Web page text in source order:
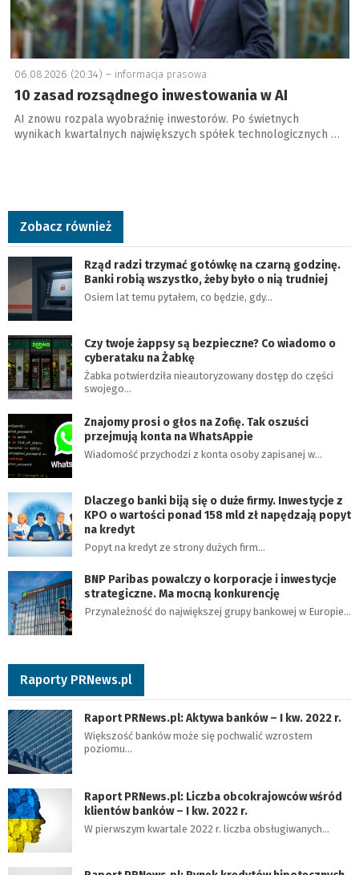
06.08.2026 (20:34) – informacja prasowa
10 zasad rozsądnego inwestowania w AI
AI znowu rozpala wyobraźnię inwestorów. Po świetnych
wynikach kwartalnych największych spółek technologicznych …
Zobacz również
Rząd radzi trzymać gotówkę na czarną godzinę.
Banki robią wszystko, żeby było o nią trudniej
Osiem lat temu pytałem, co będzie, gdy…
Czy twoje żappsy są bezpieczne? Co wiadomo o
cyberataku na Żabkę
Żabka potwierdziła nieautoryzowany dostęp do części
swojego…
Znajomy prosi o głos na Zofię. Tak oszuści
przejmują konta na WhatsAppie
Wiadomość przychodzi z konta osoby zapisanej w…
Dlaczego banki biją się o duże firmy. Inwestycje z
KPO o wartości ponad 158 mld zł napędzają popyt
na kredyt
Popyt na kredyt ze strony dużych firm…
BNP Paribas powalczy o korporacje i inwestycje
strategiczne. Ma mocną konkurencję
Przynależność do największej grupy bankowej w Europie…
Raporty PRNews.pl
Raport PRNews.pl: Aktywa banków – I kw. 2022 r.
Większość banków może się pochwalić wzrostem
poziomu…
Raport PRNews.pl: Liczba obcokrajowców wśród
klientów banków – I kw. 2022 r.
W pierwszym kwartale 2022 r. liczba obsługiwanych…